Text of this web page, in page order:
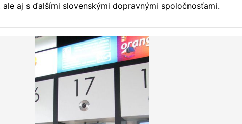
ale aj s ďalšími slovenskými dopravnými spoločnosťami.